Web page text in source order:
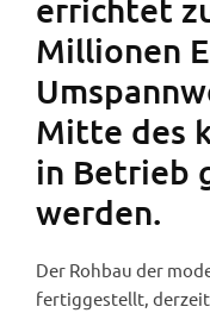
errichtet
Millionen
Mitte des
in Betrieb
werden.
Der Rohbau der
fertiggestellt,